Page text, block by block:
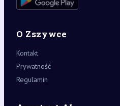
O Zszywce
Kontakt
Prywatność
Regulamin